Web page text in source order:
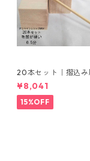
20本セット｜摺込み
毛（毛質が硬い）0.5
¥8,041
15%OFF